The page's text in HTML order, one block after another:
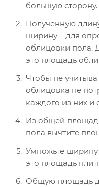
большую сторону.
Полученную
ширину – для
облицовки пола.
это площадь
Чтобы не
облицовка не
каждого из них и
Из общей
пола вычтите
Умножьте ширину
это площадь
Общую площадь